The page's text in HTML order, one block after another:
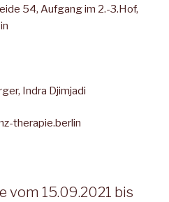
54, Aufgang im 2.-3.Hof,
Indra Djimjadi
therapie.berlin
vom 15.09.2021 bis